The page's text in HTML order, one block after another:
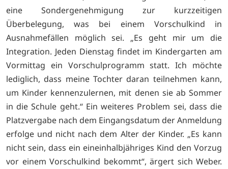
eine Sondergenehmigung zur kurzzeitigen
Überbelegung, was bei einem Vorschulkind in
Ausnahmefällen möglich sei. „Es geht mir um die
Integration. Jeden Dienstag findet im Kindergarten am
Vormittag ein Vorschulprogramm statt. Ich möchte
lediglich, dass meine Tochter daran teilnehmen kann,
um Kinder kennenzulernen, mit denen sie ab Sommer
in die Schule geht.“ Ein weiteres Problem sei, dass die
Platzvergabe nach dem Eingangsdatum der Anmeldung
erfolge und nicht nach dem Alter der Kinder. „Es kann
nicht sein, dass ein eineinhalbjähriges Kind den Vorzug
vor einem Vorschulkind bekommt“, ärgert sich Weber.